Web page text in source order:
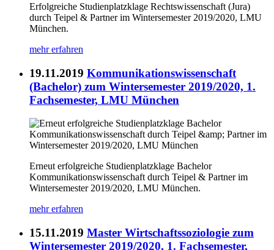
Erfolgreiche Studienplatzklage Rechtswissenschaft (Jura)
durch Teipel & Partner im Wintersemester 2019/2020, LMU
München.
mehr erfahren
19.11.2019 Kommunikationswissenschaft
(Bachelor) zum Wintersemester 2019/2020, 1.
Fachsemester, LMU München
Erneut erfolgreiche Studienplatzklage Bachelor
Kommunikationswissenschaft durch Teipel & Partner im
Wintersemester 2019/2020, LMU München.
mehr erfahren
15.11.2019 Master Wirtschaftssoziologie zum
Wintersemester 2019/2020, 1. Fachsemester,